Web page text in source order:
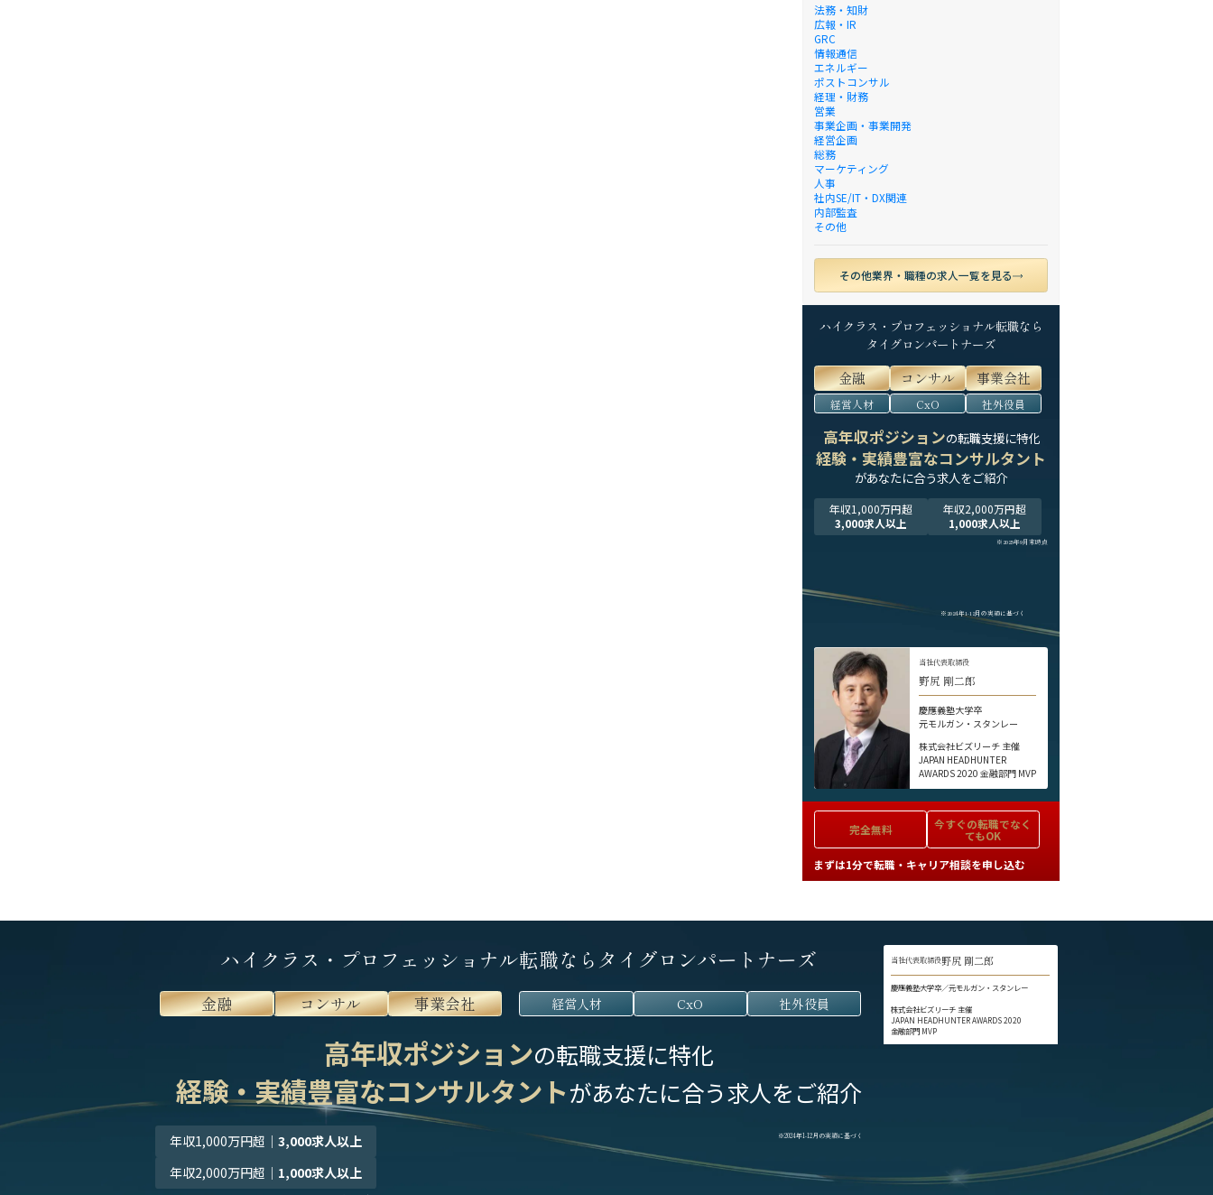
法務・知財
広報・IR
GRC
情報通信
エネルギー
ポストコンサル
経理・財務
営業
事業企画・事業開発
経営企画
総務
マーケティング
人事
社内SE/IT・DX関連
内部監査
その他
その他業界・職種の求人一覧を見る
ハイクラス・プロフェッショナル転職なら
タイグロンパートナーズ
金融 コンサル 事業会社
経営人材 CxO 社外役員
高年収ポジションの転職支援に特化
経験・実績豊富なコンサルタント
があなたに合う求人をご紹介
年収1,000万円超
3,000求人以上
年収2,000万円超
1,000求人以上
※2025年9月末時点
※2024年1-12月の実績に基づく
当社代表取締役
野尻 剛二郎
慶應義塾大学卒
元モルガン・スタンレー
株式会社ビズリーチ 主催
JAPAN HEADHUNTER
AWARDS 2020 金融部門 MVP
完全無料 今すぐの転職でなく
てもOK
まずは1分で転職・キャリア相談を申し込む
ハイクラス・プロフェッショナル転職ならタイグロンパートナーズ
金融 コンサル 事業会社 経営人材 CxO 社外役員
高年収ポジションの転職支援に特化
経験・実績豊富なコンサルタントがあなたに合う求人をご紹介
年収1,000万円超 ｜3,000求人以上
年収2,000万円超 ｜ 1,000求人以上
※2024年1-12月の実績に基づく
当社代表取締役野尻 剛二郎
慶應義塾大学卒／元モルガン・スタンレー
株式会社ビズリーチ 主催
JAPAN HEADHUNTER AWARDS 2020
金融部門 MVP